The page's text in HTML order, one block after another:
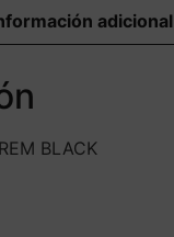
adicional
BLACK